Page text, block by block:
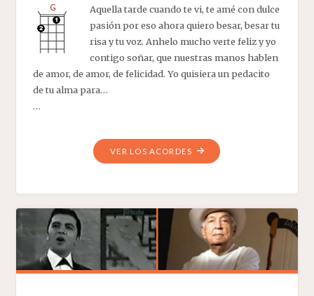
Aquella tarde cuando te vi, te amé con dulce
pasión por eso ahora quiero besar, besar tu
risa y tu voz. Anhelo mucho verte feliz y yo
contigo soñar, que nuestras manos hablen
de amor, de amor, de felicidad. Yo quisiera un pedacito
de tu alma para…
…
VER LOS ACORDES"DULCE